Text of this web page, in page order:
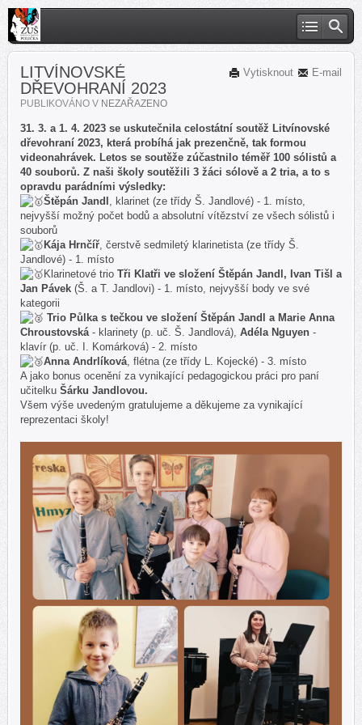
E-mail
Vytisknout
LITVÍNOVSKÉ
DŘEVOHRANÍ 2023
PUBLIKOVÁNO V NEZAŘAZENO
31. 3. a 1. 4. 2023 se uskutečnila celostátní soutěž Litvínovské
dřevohraní 2023, která probíhá jak prezenčně, tak formou
videonahrávek. Letos se soutěže zúčastnilo téměř 100 sólistů a
40 souborů. Z naši školy soutěžili 3 žáci sólově a 2 tria, a to s
opravdu parádními výsledky:
Štěpán Jandl , klarinet (ze třídy Š. Jandlové) - 1. místo,
nejvyšší možný počet bodů a absolutní vítězství ze všech sólistů i
souborů
Kája Hrnčíř, čerstvě sedmiletý klarinetista (ze třídy Š.
Jandlové) - 1. místo
Klarinetové trio Tři Klatři ve složení Štěpán Jandl, Ivan Tišl a
Jan Pávek (Š. a T. Jandlovi) - 1. místo, nejvyšší body ve své
kategorii
Trio Půlka s tečkou ve složení Štěpán Jandl a Marie Anna
Chroustovská- klarinety (p. uč. Š. Jandlová), Adéla Nguyen -
klavír (p. uč. I. Komárková) - 2. místo
Anna Andrlíková, flétna (ze třídy L. Kojecké) - 3. místo
A jako bonus ocenění za vynikající pedagogickou práci pro paní
učitelku Šárku Jandlovou.
Všem výše uvedeným gratulujeme a děkujeme za vynikající
reprezentaci školy!